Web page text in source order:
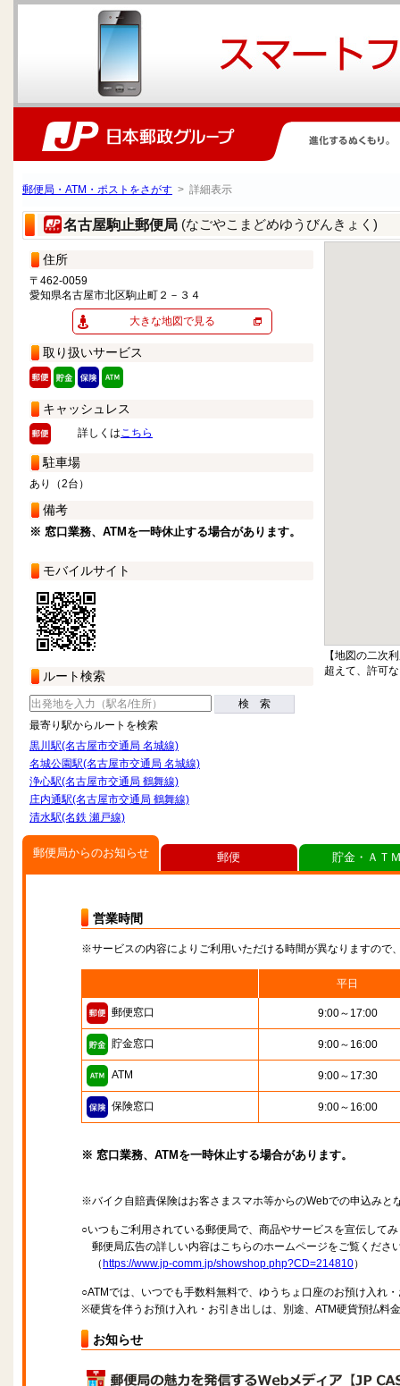
郵便局・ATM・ポストをさがす > 詳細表示
名古屋駒止郵便局 (なごやこまどめゆうびんきょく)
住所
〒462-0059
愛知県名古屋市北区駒止町２－３４
大きな地図で見る
取り扱いサービス
キャッシュレス
詳しくはこちら
駐車場
あり（2台）
備考
※ 窓口業務、ATMを一時休止する場合があります。
モバイルサイト
ルート検索
検 索
最寄り駅からルートを検索
黒川駅(名古屋市交通局 名城線)
名城公園駅(名古屋市交通局 名城線)
浄心駅(名古屋市交通局 鶴舞線)
庄内通駅(名古屋市交通局 鶴舞線)
清水駅(名鉄 瀬戸線)
【地図の二次
超えて、許可
郵便局からのお知らせ
営業時間
※サービスの内容によりご利用いただける時間が異なりますので
平日
郵便窓口 9:00～17:00
貯金窓口 9:00～16:00
ATM 9:00～17:30
保険窓口 9:00～16:00
※ 窓口業務、ATMを一時休止する場合があります。
※バイク自賠責保険はお客さまスマホ等からのWebでの申込みと
○いつもご利用されている郵便局で、商品やサービスを宣伝して
郵便局広告の詳しい内容はこちらのホームページをご覧くださ
（ https://www.jp-comm.jp/showshop.php?CD=214810）
○ATMでは、いつでも手数料無料で、ゆうちょ口座のお預け入れ
※硬貨を伴うお預け入れ・お引き出しは、別途、ATM硬貨預払料
お知らせ
郵便 貯金・ＡＴ